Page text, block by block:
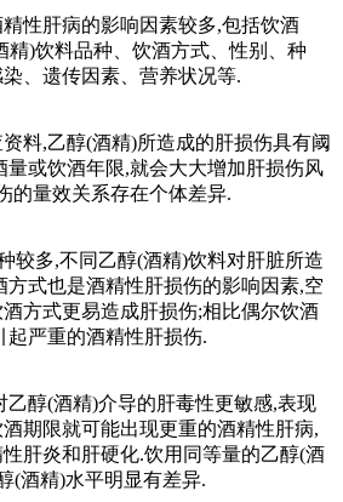
肝病的影响因素较多,包括饮酒
精)饮料品种、饮酒方式、性别、种
、遗传因素、营养状况等.
,乙醇(酒精)所造成的肝损伤具有阈
量或饮酒年限,就会大大增加肝损伤风
的量效关系存在个体差异.
多,不同乙醇(酒精)饮料对肝脏所造
方式也是酒精性肝损伤的影响因素,空
方式更易造成肝损伤;相比偶尔饮酒
起严重的酒精性肝损伤.
醇(酒精)介导的肝毒性更敏感,表现
期限就可能出现更重的酒精性肝病,
肝炎和肝硬化.饮用同等量的乙醇(酒
(酒精)水平明显有差异.